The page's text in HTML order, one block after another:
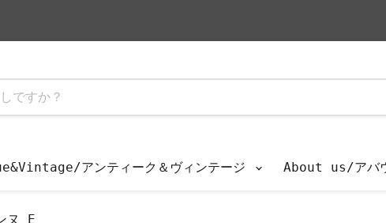
アンティーク＆ヴィンテージ About us/アバ
ヌ E